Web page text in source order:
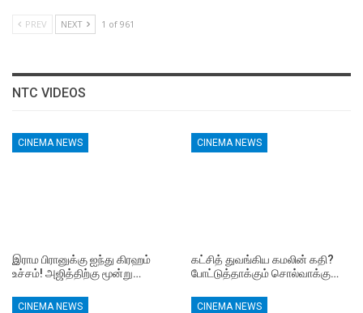
PREV NEXT 1 of 961
NTC VIDEOS
CINEMA NEWS
இராம பிரானுக்கு ஐந்து கிரஹம்
உச்சம்! அஜித்திற்கு மூன்று…
CINEMA NEWS
கட்சித் துவங்கிய கமலின் கதி?
போட்டுத்தாக்கும் சொல்வாக்கு…
CINEMA NEWS CINEMA NEWS